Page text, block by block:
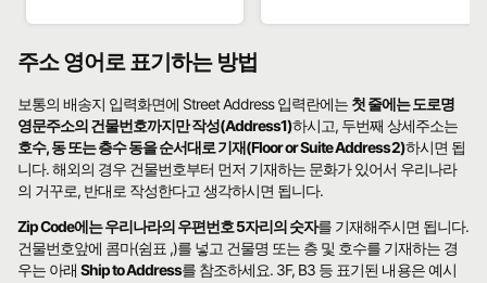
주소 영어로 표기하는 방법
보통의 배송지 입력화면에 Street Address 입력란에는 첫 줄에는 도로명
영문주소의 건물번호까지만 작성(Address1)하시고, 두번째 상세주소는
호수, 동 또는 층수 동을 순서대로 기재(Floor or Suite Address2)하시면 됩
니다. 해외의 경우 건물번호부터 먼저 기재하는 문화가 있어서 우리나라
의 거꾸로, 반대로 작성한다고 생각하시면 됩니다.
Zip Code에는 우리나라의 우편번호 5자리의 숫자를 기재해주시면 됩니다.
건물번호앞에 콤마(쉼표 ,)를 넣고 건물명 또는 층 및 호수를 기재하는 경
우는 아래Ship to Address를 참조하세요. 3F, B3 등 표기된 내용은 예시